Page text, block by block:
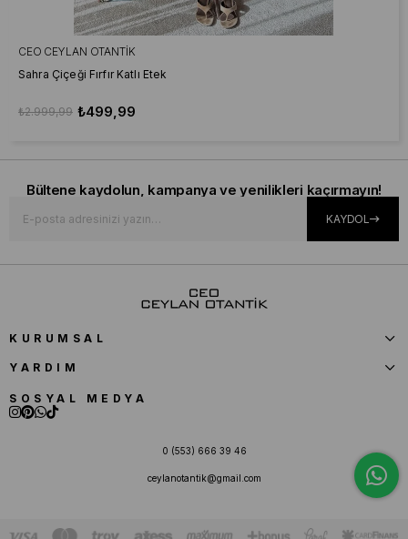
CEO CEYLAN OTANTIK
Sahra Çiçeği Fırfır Katlı Etek
₺499,99
₺2.999,99
Bültene kaydolun, kampanya ve yenilikleri kaçırmayın!
KAYDOL
KURUMSAL
YARDIM
SOSYAL MEDYA
0 (553) 666 39 46
ceylanotantik@gmail.com